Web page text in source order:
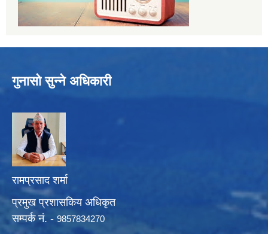
गुनासो सुन्ने अधिकारी
रामप्रसाद शर्मा
प्रमुख प्रशासकिय अधिकृत
सम्पर्क नं. - 9857834270